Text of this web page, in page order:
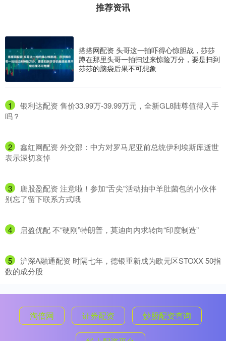
推荐资讯
搭搭网配资 头哥这一拍吓得心惊胆战，莎莎
蹲在那里头哥一拍扫过来惊险万分，要是扫到
莎莎的脑袋后果不可想象
1
​银利达配资 售价33.99万-39.99万元，全新GL8陆尊值得入手
吗？
2
​鑫红网配资 外交部：中方对罗马尼亚前总统伊利埃斯库逝世
表示深切哀悼
3
​唐股盈配资 注意啦！参加“舌尖”活动抽中羊肚菌包的小伙伴
别忘了留下联系方式哦
4 ​启盈优配 不“硬刚”特朗普，莫迪向内求转向“印度制造”
5
​沪深A融通配资 时隔七年，德银重新成为欧元区STOXX 50指
数的成分股
淘倍网 证券配资 炒股配资查询